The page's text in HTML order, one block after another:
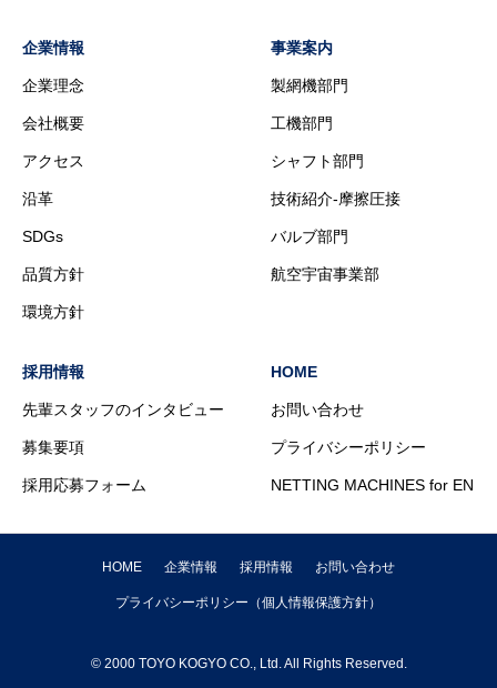
企業情報
企業理念
会社概要
アクセス
沿革
SDGs
品質方針
環境方針
事業案内
製網機部門
工機部門
シャフト部門
技術紹介-摩擦圧接
バルブ部門
航空宇宙事業部
採用情報
先輩スタッフのインタビュー
募集要項
採用応募フォーム
HOME
お問い合わせ
プライバシーポリシー
NETTING MACHINES for EN
HOME 企業情報 採用情報 お問い合わせ
プライバシーポリシー（個人情報保護方針）
© 2000 TOYO KOGYO CO., Ltd. All Rights Reserved.